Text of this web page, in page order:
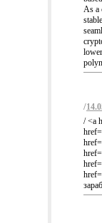
As a
/
/ <a